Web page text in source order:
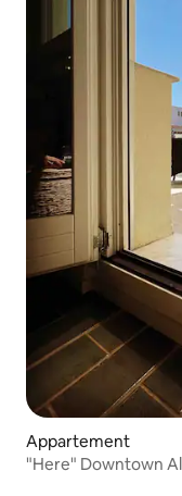
Appartement
"Here" Downtown